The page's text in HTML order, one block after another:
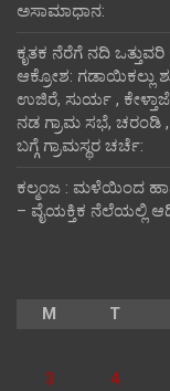
ಅಸಾಮಾಧಾನ:
ಕೃತಕ ನೆರೆಗೆ ನದಿ
ಆಕ್ರೋಶ: ಗಡಾಯಿಕಲ್ಲು
ಉಜಿರೆ, ಸುರ್ಯ ,
ನಡ ಗ್ರಾಮ ಸಭೆ, ಚರಂಡಿ
ಬಗ್ಗೆ ಗ್ರಾಮಸ್ಥರ ಚರ್ಚೆ:
ಕಲ್ಮಂಜ : ಮಳೆಯಿಂದ
– ವೈಯಕ್ತಿಕ ನೆಲೆಯಲ್ಲಿ
M
T
3
4